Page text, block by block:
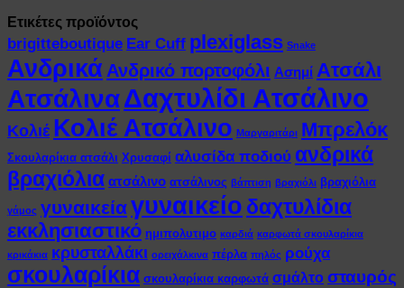
Ετικέτες προϊόντος
brigitteboutique Ear Cuff plexiglass Snake
Ανδρικά Ανδρικό πορτοφόλι Ασημί Ατσάλι
ΑτσάλιναΔαχτυλίδι Ατσάλινο
Κολιέ Κολιέ Ατσάλινο Μαργαριτάρι Μπρελόκ
Σκουλαρίκια ατσάλι Χρυσαφί αλυσίδα ποδιού ανδρικά
βραχιόλια ατσάλινο ατσάλινος βάπτιση βραχιόλι βραχιόλια
γάμος γυναικείαγυναικείο δαχτυλίδια
εκκλησιαστικό ημιπολυτιμο καρδιά καρφωτά σκουλαρίκια
κρικάκια κρυσταλλάκι ορειχάλκινα πέρλα πηλός ρούχα
σκουλαρίκια σκουλαρίκια καρφωτά σμάλτο σταυρός